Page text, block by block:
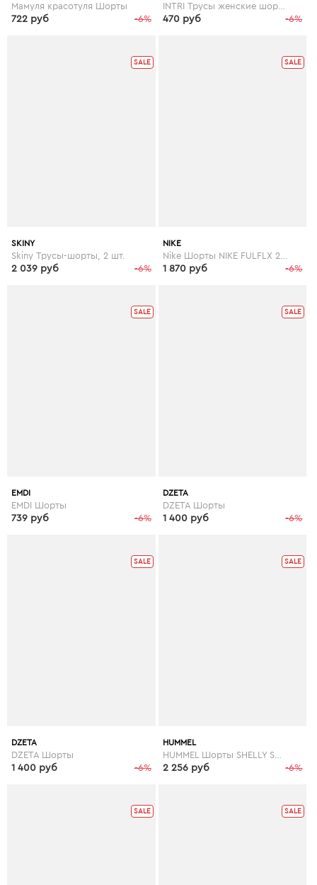
Мамуля красотуля Шорты
-6%
722 руб
INTRI Трусы женские шорты-мини
-6%
470 руб
SALE
SKINY
Skiny Трусы-шорты, 2 шт.
-6%
2 039 руб
SALE
NIKE
-6%
1 870 руб
SALE
EMDI
EMDI Шорты
-6%
739 руб
SALE
DZETA
DZETA Шорты
-6%
1 400 руб
SALE
DZETA
DZETA Шорты
-6%
1 400 руб
SALE
HUMMEL
HUMMEL Шорты SHELLY SWIM SHORTS
-6%
2 256 руб
SALE SALE